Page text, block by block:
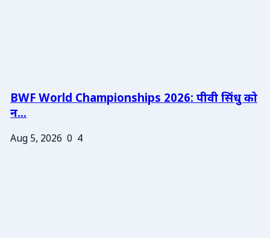
BWF World Championships 2026: पीवी सिंधु को
न...
Aug 5, 2026 0 4